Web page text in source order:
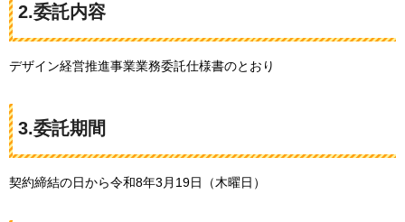
2.委託内容
デザイン経営推進事業業務委託仕様書のとおり
3.委託期間
契約締結の日から令和8年3月19日（木曜日）